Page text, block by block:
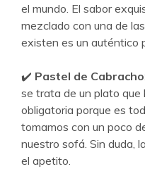
el mundo. El sabor
mezclado con una de
existen es un auténtico
✔️ Pastel de Cabracho
se trata de un plato que
obligatoria porque es
tomamos con un poco
nuestro sofá. Sin duda,
el apetito.